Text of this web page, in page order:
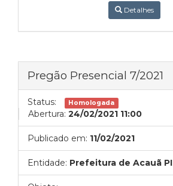
Detalhes
Pregão Presencial 7/2021
Status: Homologada
Abertura: 24/02/2021 11:00
Publicado em: 11/02/2021
Entidade: Prefeitura de Acauã PI